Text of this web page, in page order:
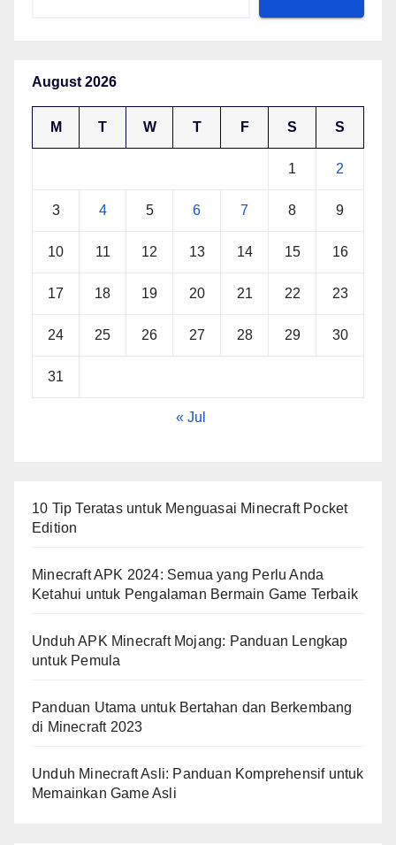
August 2026
M T W T F S S
1 2
3 4 5 6 7 8 9
10 11 12 13 14 15 16
17 18 19 20 21 22 23
24 25 26 27 28 29 30
31
« Jul
10 Tip Teratas untuk Menguasai Minecraft Pocket
Edition
Minecraft APK 2024: Semua yang Perlu Anda
Ketahui untuk Pengalaman Bermain Game Terbaik
Unduh APK Minecraft Mojang: Panduan Lengkap
untuk Pemula
Panduan Utama untuk Bertahan dan Berkembang
di Minecraft 2023
Unduh Minecraft Asli: Panduan Komprehensif untuk
Memainkan Game Asli